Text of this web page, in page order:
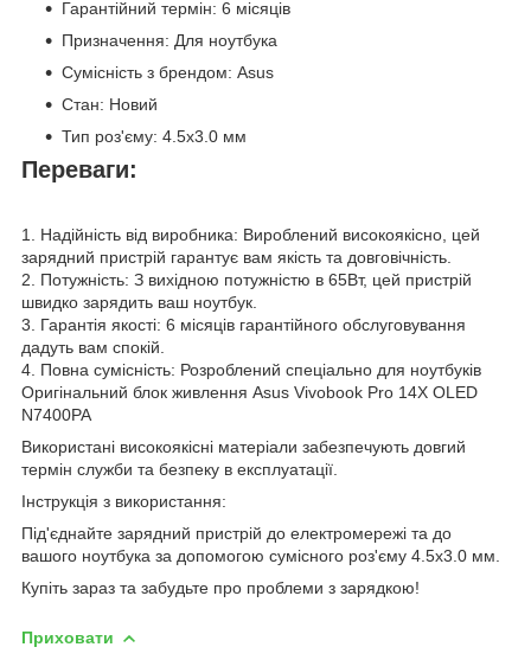
Гарантійний термін: 6 місяців
Призначення: Для ноутбука
Сумісність з брендом: Asus
Стан: Новий
Тип роз'єму: 4.5x3.0 мм
Переваги:
1. Надійність від виробника: Вироблений високоякісно, цей
зарядний пристрій гарантує вам якість та довговічність.
2. Потужність: З вихідною потужністю в 65Вт, цей пристрій
швидко зарядить ваш ноутбук.
3. Гарантія якості: 6 місяців гарантійного обслуговування
дадуть вам спокій.
4. Повна сумісність: Розроблений спеціально для ноутбуків
Оригінальний блок живлення Asus Vivobook Pro 14X OLED
N7400PA
Використані високоякісні матеріали забезпечують довгий
термін служби та безпеку в експлуатації.
Інструкція з використання:
Під'єднайте зарядний пристрій до електромережі та до
вашого ноутбука за допомогою сумісного роз'єму 4.5x3.0 мм.
Купіть зараз та забудьте про проблеми з зарядкою!
Приховати